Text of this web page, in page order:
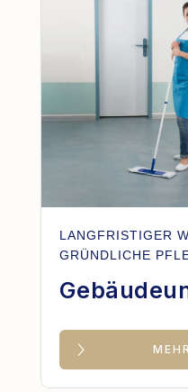
LANGFRISTIGER
GRÜNDLICHE